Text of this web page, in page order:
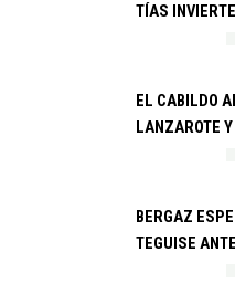
TÍAS
EL CABILDO
LANZAROTE
BERGAZ
TEGUISE